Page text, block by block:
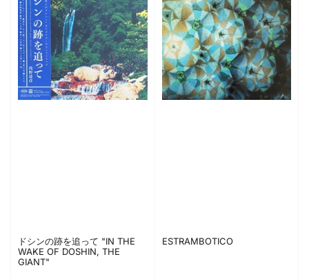
ドシンの跡を追って "IN THE
WAKE OF DOSHIN, THE
GIANT"
ESTRAMBOTICO